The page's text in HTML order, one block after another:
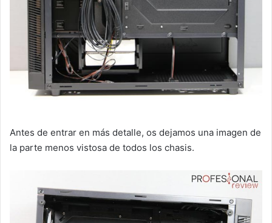
Antes de entrar en más detalle, os dejamos una imagen de
la parte menos vistosa de todos los chasis.